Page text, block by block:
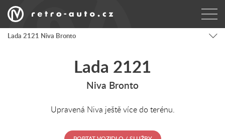
Lada 2121 Niva Bronto
Lada 2121
Niva Bronto
Upravená Niva ještě více do terénu.